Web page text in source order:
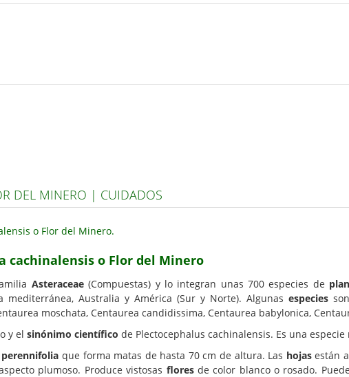
DEL MINERO | CUIDADOS
cachinalensis o Flor del Minero
Asteraceae(Compuestas) y lo integran unas 700 especies de
Australia y América (Sur y Norte). Algunas especies
moschata, Centaurea candidissima, Centaurea babylonica,
y el sinónimo científico de Plectocephalus cachinalensis. Es una especie
que forma matas de hasta 70 cm de altura. Las hojasestán
plumoso. Produce vistosas floresde color blanco o rosado. Puede